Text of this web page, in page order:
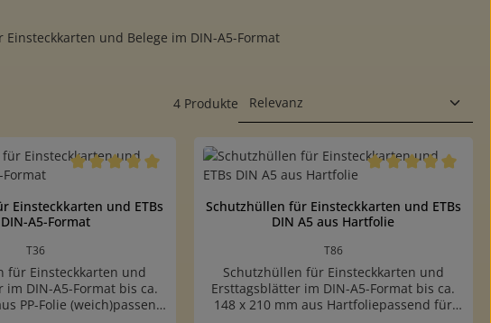
und Belege im DIN-A5-Format
4 Produkte
Durchschnittliche Bewertung von 5 von 5 Sternen
Einsteckkarten und ETBs
A5-Format
T36
für Einsteckkarten und
im DIN-A5-Format bis ca.
PP-Folie (weich)passend
Schutzhüllen für Einsteckkarten und ETBs
DIN A5 aus Hartfolie
T86
Schutzhüllen für Einsteckkarten und
Ersttagsblätter im DIN-A5-Format bis ca.
148 x 210 mm aus Hartfoliepassend für